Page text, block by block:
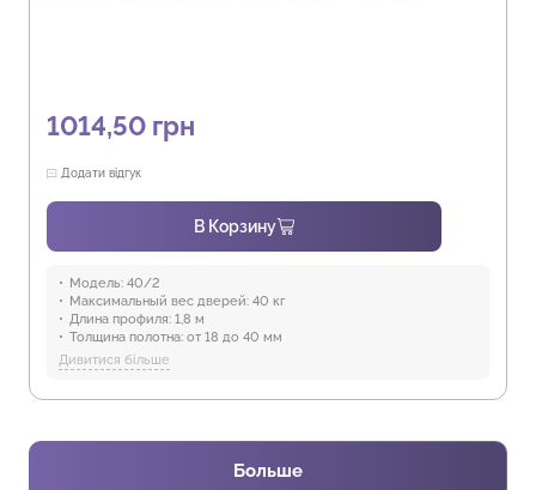
1014,50 грн
Додати відгук
В Корзину
Модель: 40/2
Максимальный вес дверей: 40 кг
Длина профиля: 1,8 м
Толщина полотна: от 18 до 40 мм
Отрасли: Производство мебели
Предназначение:
Дивитися більше
Больше